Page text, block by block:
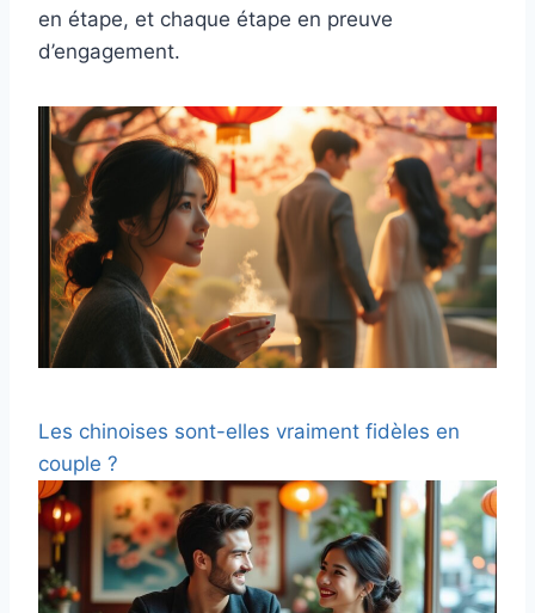
en étape, et chaque étape en preuve
d’engagement.
Les chinoises sont-elles vraiment fidèles en
couple ?